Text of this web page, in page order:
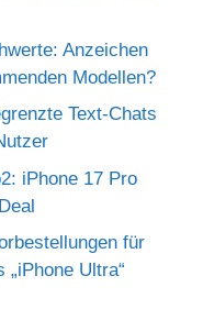
Anzeichen
Modellen?
Text-Chats
iPhone 17 Pro
für
Ultra“